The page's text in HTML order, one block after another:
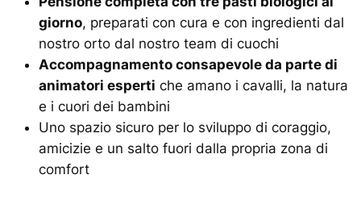
giorno, preparati con cura e con ingredienti dal
nostro orto dal nostro team di cuochi
Accompagnamento consapevole da parte di
animatori esperti che amano i cavalli, la natura
e i cuori dei bambini
Uno spazio sicuro per lo sviluppo di coraggio,
amicizie e un salto fuori dalla propria zona di
comfort